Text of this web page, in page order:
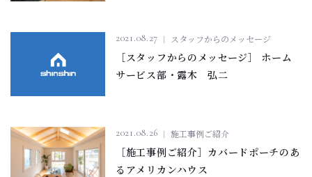
2021.08.27 スタッフからのメッセージ
［スタッフからのメッセージ］ ホーム
サービス部・露木 弘二
2021.08.26 施工事例ご紹介
［施工事例ご紹介］カバードポーチのあ
るアメリカンハウス